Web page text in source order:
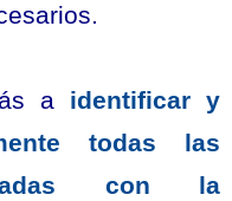
a identificar y
todas las
con la